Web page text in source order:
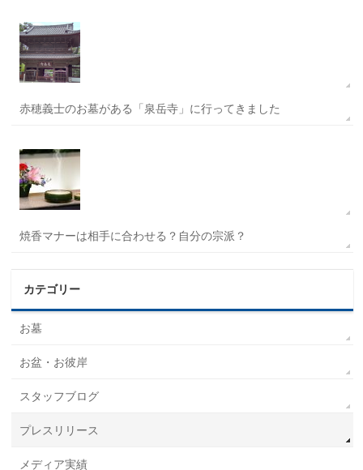
赤穂義士のお墓がある「泉岳寺」に行ってきました
焼香マナーは相手に合わせる？自分の宗派？
カテゴリー
お墓
お盆・お彼岸
スタッフブログ
プレスリリース
メディア実績